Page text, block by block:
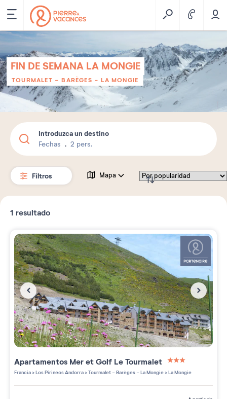
FIN DE SEMANA LA MONGIE
TOURMALET - BARÈGES - LA MONGIE
Introduzca un destino
Fechas 2 pers.
Filtros Mapa
1 resultado
Apartamentos Mer et Golf Le Tourmalet
3 étoiles sur 5
Francia>Los Pirineos Andorra>Tourmalet - Barèges - La Mongie>La Mongie